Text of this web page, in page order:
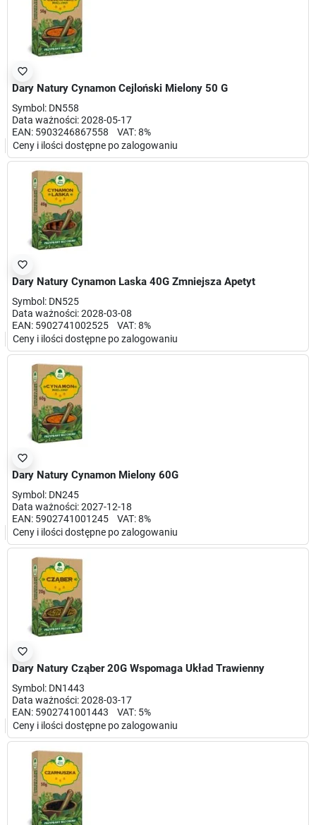
favorite_border
Dary Natury Cynamon Cejloński Mielony 50 G
Symbol: DN558
Data ważności: 2028-05-17
EAN: 5903246867558 VAT: 8%
Ceny i ilości dostępne po zalogowaniu
favorite_border
Dary Natury Cynamon Laska 40G Zmniejsza Apetyt
Symbol: DN525
Data ważności: 2028-03-08
EAN: 5902741002525 VAT: 8%
Ceny i ilości dostępne po zalogowaniu
favorite_border
Dary Natury Cynamon Mielony 60G
Symbol: DN245
Data ważności: 2027-12-18
EAN: 5902741001245 VAT: 8%
Ceny i ilości dostępne po zalogowaniu
favorite_border
Dary Natury Cząber 20G Wspomaga Układ Trawienny
Symbol: DN1443
Data ważności: 2028-03-17
EAN: 5902741001443 VAT: 5%
Ceny i ilości dostępne po zalogowaniu